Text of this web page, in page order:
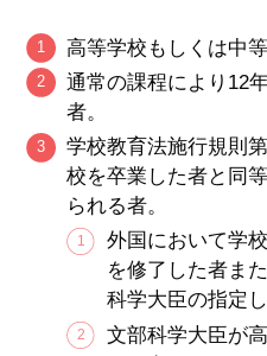
高等学校もしくは中
通常の課程により12
者。
学校教育法施行規則
校を卒業した者と同
られる者。
外国において学
を修了した者ま
科学大臣の指定し
文部科学大臣が